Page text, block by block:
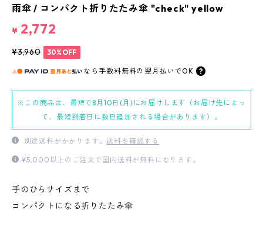
雨傘 / コンパクト折りたたみ傘 "check" yellow
¥ 2,772
¥3,960 30%OFF
なら 手数料無料の 翌月払いでOK
※この商品は、最短で8月10日(月)にお届けします（お届け先によっ
て、最短到着日に数日追加される場合があります）。
別途送料がかかります。送料を確認する
¥5,000以上のご注文で国内送料が無料になります。
手のひらサイズまで
コンパクトになる折りたたみ傘